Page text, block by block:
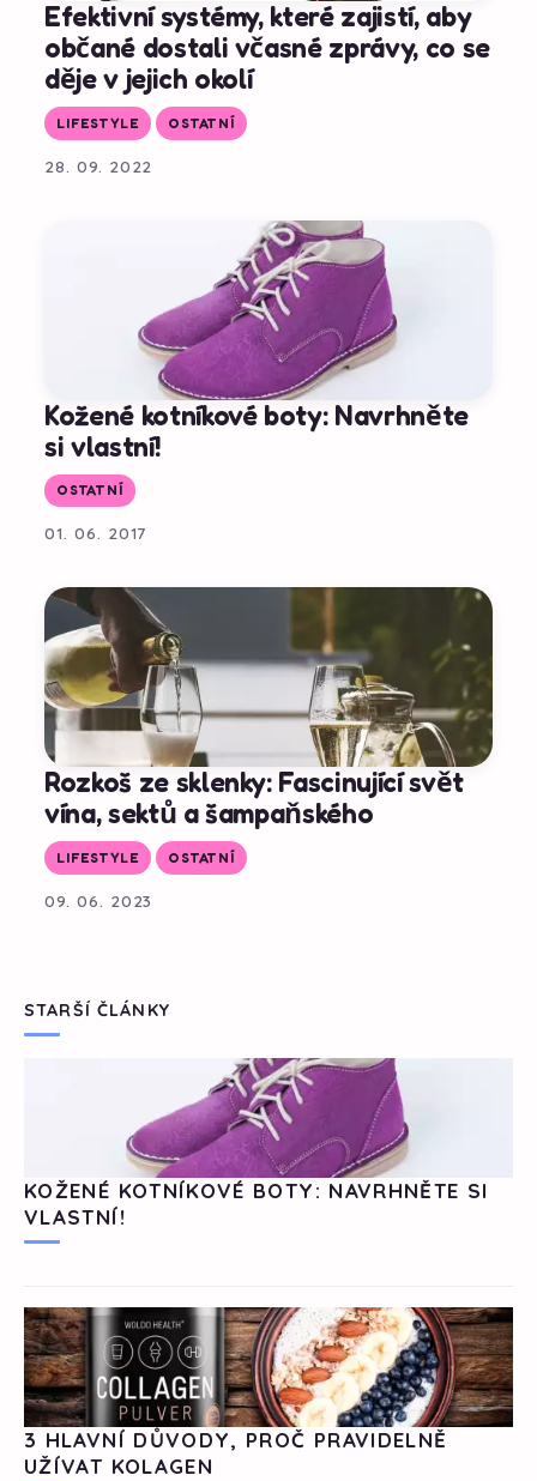
Efektivní systémy, které zajistí, aby
občané dostali včasné zprávy, co se
děje v jejich okolí
LIFESTYLE OSTATNÍ
28. 09. 2022
Kožené kotníkové boty: Navrhněte
si vlastní!
OSTATNÍ
01. 06. 2017
Rozkoš ze sklenky: Fascinující svět
vína, sektů a šampaňského
LIFESTYLE OSTATNÍ
09. 06. 2023
STARŠÍ ČLÁNKY
KOŽENÉ KOTNÍKOVÉ BOTY: NAVRHNĚTE SI
VLASTNÍ!
3 HLAVNÍ DŮVODY, PROČ PRAVIDELNĚ
UŽÍVAT KOLAGEN